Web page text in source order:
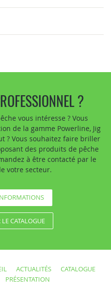
?
vous intéresse ? Vous
de la gamme Powerline, Jig
? Vous souhaitez faire briller
des produits de pêche
à être contacté par le
votre secteur.
CATALOGUE
ACTUALITÉS
CATALOGUE
PRÉSENTATION